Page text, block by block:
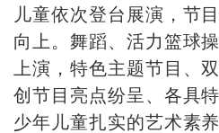
儿童依次登台展演，节
向上。舞蹈、活力篮球
上演，特色主题节目、
创节目亮点纷呈、各具
少年儿童扎实的艺术素